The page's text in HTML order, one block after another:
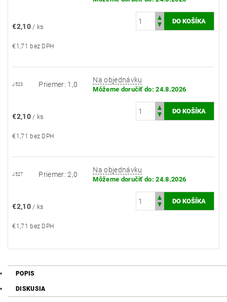
€2,10 / ks
€1,71 bez DPH
J523 Priemer: 1,0
Na objednávku
Môžeme doručiť do: 24.8.2026
€2,10 / ks
€1,71 bez DPH
J527 Priemer: 2,0
Na objednávku
Môžeme doručiť do: 24.8.2026
€2,10 / ks
€1,71 bez DPH
POPIS
DISKUSIA